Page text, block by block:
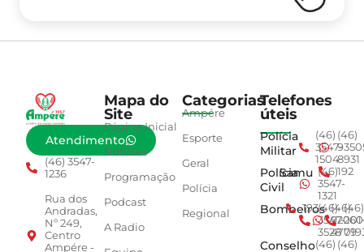
Atendimento
(46) 3547-
1236
Rua dos
Andradas,
Nº 249,
Centro
Ampére -
Mapa do
Site
Página Inicial
Notícias
Programação
Podcast
A Radio
Categorias
Ampére
Esporte
Geral
Polícia
Regional
Telefones
úteis
Polícia
Militar
(46)
3547-
1504
(46)
8931
Polícia
Civil
Samu (46)
3547-
1321
192
Bombeiros
193(46)
3547-
3528
(46)
4779
(46)
Conselho(46) (46)